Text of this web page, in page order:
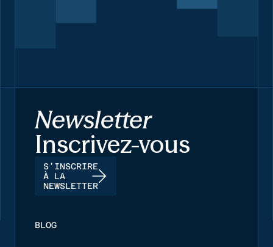
Newsletter
Inscrivez-vous
S’INSCRIRE
À LA
NEWSLETTER
BLOG